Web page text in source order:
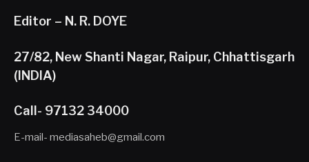
Editor – N. R. DOYE
27/82, New Shanti Nagar, Raipur, Chhattisgarh
(INDIA)
Call- 97132 34000
E-mail- mediasaheb@gmail.com